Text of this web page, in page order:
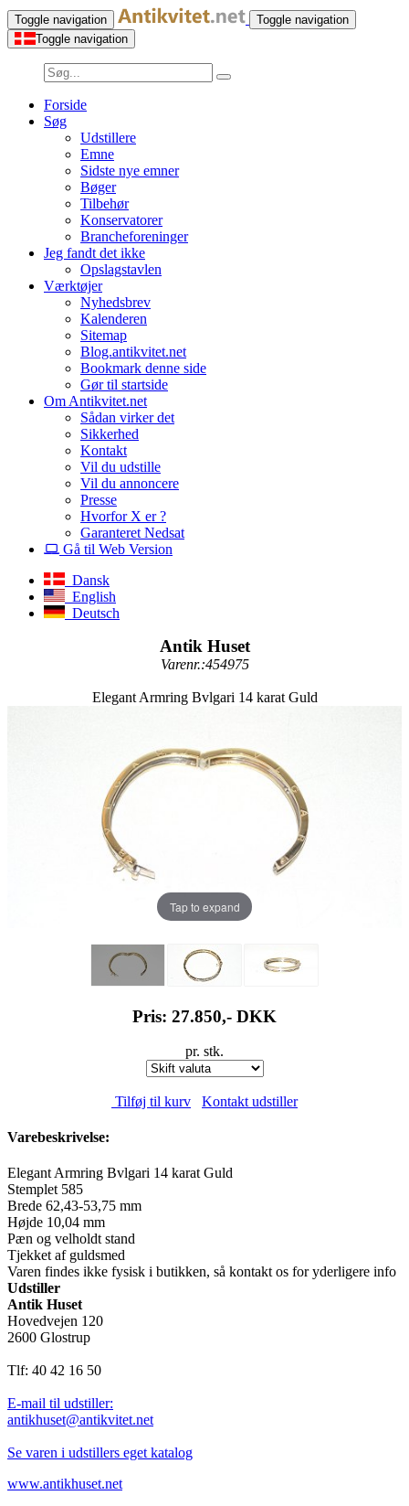
Toggle navigation
Toggle navigation
Toggle navigation
Forside
Søg
Udstillere
Emne
Sidste nye emner
Bøger
Tilbehør
Konservatorer
Brancheforeninger
Jeg fandt det ikke
Opslagstavlen
Værktøjer
Nyhedsbrev
Kalenderen
Sitemap
Blog.antikvitet.net
Bookmark denne side
Gør til startside
Om Antikvitet.net
Sådan virker det
Sikkerhed
Kontakt
Vil du udstille
Vil du annoncere
Presse
Hvorfor X er ?
Garanteret Nedsat
Gå til Web Version
Dansk
English
Deutsch
Antik Huset
Varenr.:454975
Elegant Armring Bvlgari 14 karat Guld
Tap to expand
Pris: 27.850,- DKK
pr. stk.
Tilføj til kurv Kontakt udstiller
Varebeskrivelse:
Elegant Armring Bvlgari 14 karat Guld
Stemplet 585
Brede 62,43-53,75 mm
Højde 10,04 mm
Pæn og velholdt stand
Tjekket af guldsmed
Varen findes ikke fysisk i butikken, så kontakt os for yderligere info
Udstiller
Antik Huset
Hovedvejen 120
2600 Glostrup
Tlf: 40 42 16 50
E-mail til udstiller:
antikhuset@antikvitet.net
Se varen i udstillers eget katalog
www.antikhuset.net